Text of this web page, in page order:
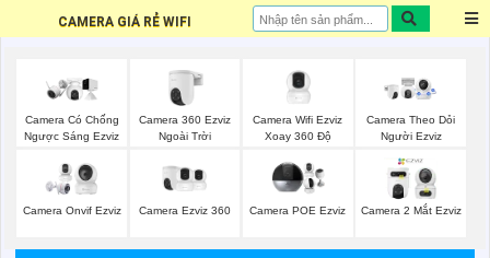
CAMERA GIÁ RẺ WIFI
Camera Có Chống
Ngược Sáng Ezviz
Camera 360 Ezviz
Ngoài Trời
Camera Wifi Ezviz
Xoay 360 Độ
Camera Theo Dỏi
Người Ezviz
Camera Onvif Ezviz Camera Ezviz 360 Camera POE Ezviz Camera 2 Mắt Ezviz